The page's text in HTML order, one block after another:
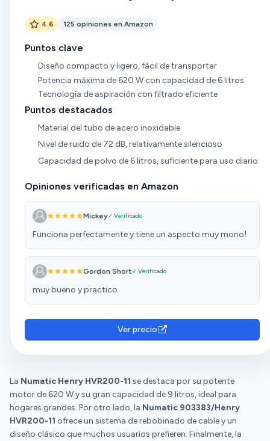
4.6 125 opiniones en Amazon
Puntos clave
Diseño compacto y ligero, fácil de transportar
Potencia máxima de 620 W con capacidad de 6 litros
Tecnología de aspiración con filtrado eficiente
Puntos destacados
Material del tubo de acero inoxidable
Nivel de ruido de 72 dB, relativamente silencioso
Capacidad de polvo de 6 litros, suficiente para uso diario
Opiniones verificadas en Amazon
Mickey✓ Verificado
Funciona perfectamente y tiene un aspecto muy mono!
Gordon Short✓ Verificado
muy bueno y practico
Ver precio
La Numatic Henry HVR200-11 se destaca por su potente
motor de 620 W y su gran capacidad de 9 litros, ideal para
hogares grandes. Por otro lado, la Numatic 903383/Henry
HVR200-11 ofrece un sistema de rebobinado de cable y un
diseño clásico que muchos usuarios prefieren. Finalmente, la